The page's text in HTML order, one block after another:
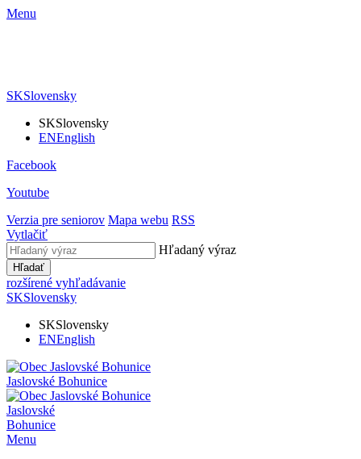
Menu
SKSlovensky
SKSlovensky
ENEnglish
Facebook
Youtube
Verzia pre seniorov Mapa webu RSS
Vytlačiť
Hľadaný výraz
Hľadať
rozšírené vyhľadávanie
SKSlovensky
SKSlovensky
ENEnglish
Jaslovské Bohunice
Jaslovské
Bohunice
Menu